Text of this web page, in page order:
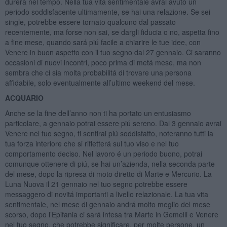
periodo soddisfacente ultimamente, se hai una relazione. Se sei
single, potrebbe essere tornato qualcuno dal passato
recentemente, ma forse non sai, se dargli fiducia o no, aspetta fino
a fine mese, quando sará piú facile a chiarire le tue idee, con
Venere in buon aspetto con il tuo segno dal 27 gennaio. Ci saranno
occasioni di nuovi incontri, poco prima di metá mese, ma non
sembra che ci sia molta probabilitá di trovare una persona
affidabile, solo eventualmente all’ultimo weekend del mese.
ACQUARIO
Anche se la fine dell’anno non ti ha portato un entusiasmo
particolare, a gennaio potrai essere piú sereno. Dal 3 gennaio avrai
Venere nel tuo segno, ti sentirai piú soddisfatto, noteranno tutti la
tua forza interiore che si rifletterá sul tuo viso e nel tuo
comportamento deciso. Nel lavoro é un periodo buono, potrai
comunque ottenere di piú, se hai un’azienda, nella seconda parte
del mese, dopo la ripresa di moto diretto di Marte e Mercurio. La
Luna Nuova il 21 gennaio nel tuo segno potrebbe essere
messaggero di novitá importanti a livello relazionale. La tua vita
sentimentale, nel mese di gennaio andrá molto meglio del mese
scorso, dopo l’Epifania ci sará intesa tra Marte in Gemelli e Venere
nel tuo segno, che potrebbe significare, per molte persone, un